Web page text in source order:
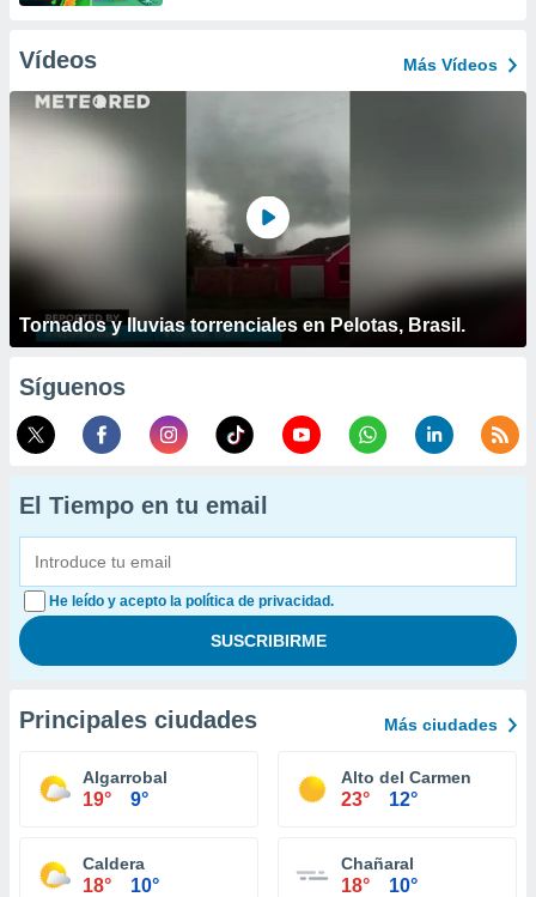
Vídeos Más Vídeos
Tornados y lluvias torrenciales en Pelotas, Brasil.
Síguenos
El Tiempo en tu email
He leído y acepto la política de privacidad.
Principales ciudades Más ciudades
Algarrobal
19° 9°
Alto del Carmen
23° 12°
Caldera
18° 10°
Chañaral
18° 10°